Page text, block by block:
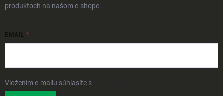
produktoch na našom e-shope.
EMAIL
Vložením e-mailu súhlasíte s